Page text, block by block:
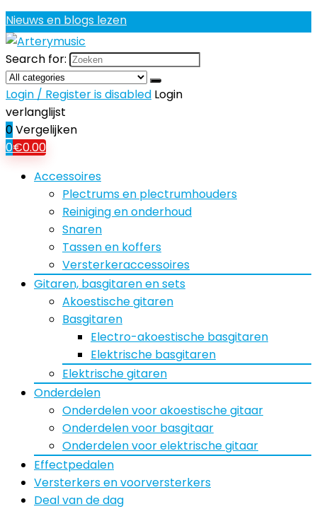
Nieuws en blogs lezen
Search for:
Login / Register is disabled Login
verlanglijst
0Vergelijken
0€0.00
Accessoires
Plectrums en plectrumhouders
Reiniging en onderhoud
Snaren
Tassen en koffers
Versterkeraccessoires
Gitaren, basgitaren en sets
Akoestische gitaren
Basgitaren
Electro-akoestische basgitaren
Elektrische basgitaren
Elektrische gitaren
Onderdelen
Onderdelen voor akoestische gitaar
Onderdelen voor basgitaar
Onderdelen voor elektrische gitaar
Effectpedalen
Versterkers en voorversterkers
Deal van de dag